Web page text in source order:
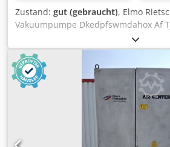
Zustand: gut (gebraucht), Elmo
Vakuumpumpe Dkedpfswmdahox Af
Elmo Rietschle Drehschieberpumpen,
Förderleistung